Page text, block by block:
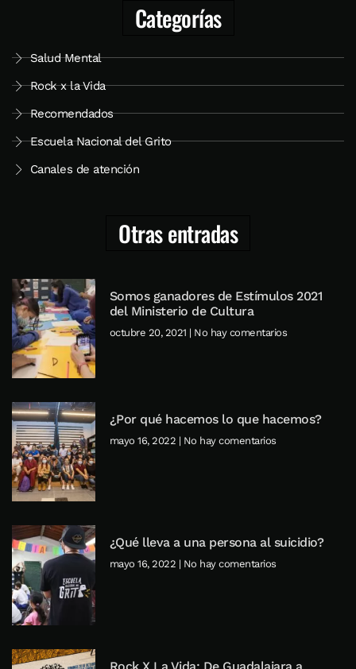
Categorías
Salud Mental
Rock x la Vida
Recomendados
Escuela Nacional del Grito
Canales de atención
Otras entradas
Somos ganadores de Estímulos 2021
del Ministerio de Cultura
octubre 20, 2021 No hay comentarios
¿Por qué hacemos lo que hacemos?
mayo 16, 2022 No hay comentarios
¿Qué lleva a una persona al suicidio?
mayo 16, 2022 No hay comentarios